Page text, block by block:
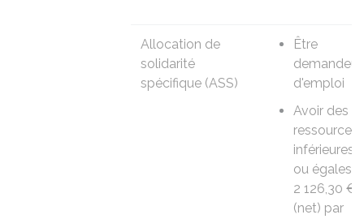
Allocation de
solidarité
spécifique (ASS)
Être
demandeur
d'emploi
Avoir des
ressources
inférieures
ou égales à
2 126,30 €
(net) par